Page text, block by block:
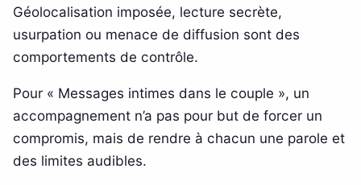
Géolocalisation imposée, lecture secrète,
usurpation ou menace de diffusion sont des
comportements de contrôle.
Pour « Messages intimes dans le couple », un
accompagnement n’a pas pour but de forcer un
compromis, mais de rendre à chacun une parole et
des limites audibles.